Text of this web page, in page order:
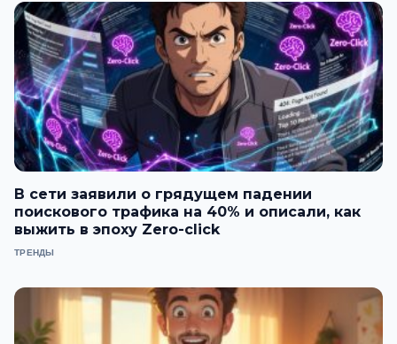
В сети заявили о грядущем падении
поискового трафика на 40% и описали, как
выжить в эпоху Zero-click
ТРЕНДЫ